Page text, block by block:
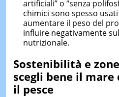
artificiali” o “senza
chimici sono spesso
aumentare il peso del
influire negativamente
nutrizionale.
Sostenibilità e
scegli bene il
il pesce